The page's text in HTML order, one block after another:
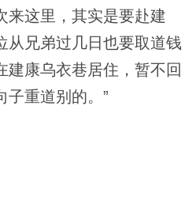
来这里，其实是要赴建
从兄弟过几日也要取道钱
建康乌衣巷居住，暂不回
子重道别的。”